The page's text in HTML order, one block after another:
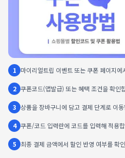
1 마이리얼트립 이벤트 또는 쿠폰 페이지
2 쿠폰코드(앱발급) 또는 혜택 조건을 확인
3 상품을 장바구니에 담고 결제 단계로 이
4 쿠폰/코드 입력란에 코드를 입력해 적용
5 최종 결제 금액에서 할인 반영 여부를 확